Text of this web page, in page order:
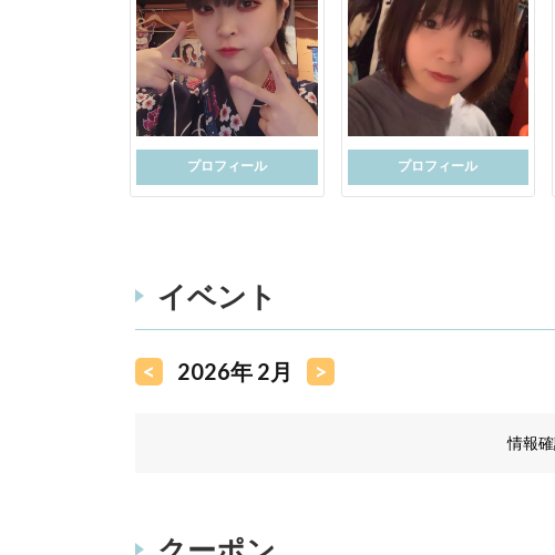
プロフィール プロフィール
イベント
< 2026年 2月 >
情報